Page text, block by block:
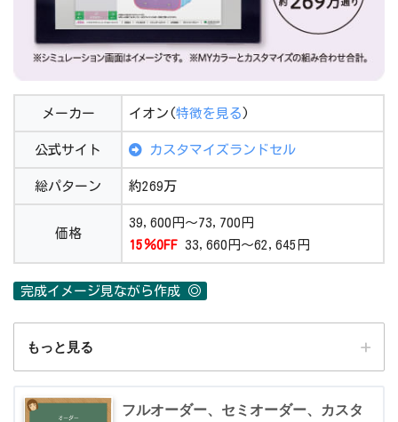
メーカー イオン(特徴を見る )
公式サイト カスタマイズランドセル
総パターン 約269万
価格
39,600円～73,700円
15％OFF 33,660円～62,645円
完成イメージ見ながら作成 ◎
もっと見る
メーカー イオン( 特徴を見る
フルオーダー、セミオーダー、カスタ